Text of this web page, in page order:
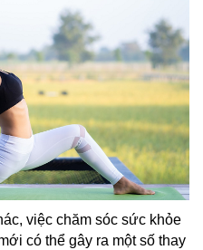
việc chăm sóc sức khỏe
có thể gây ra một số thay